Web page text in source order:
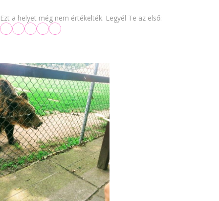
Ezt a helyet még nem értékelték. Legyél Te az első: